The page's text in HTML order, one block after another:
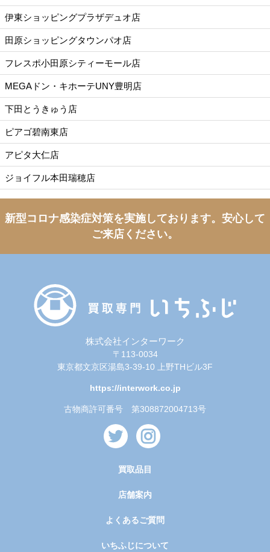
伊東ショッピングプラザデュオ店
田原ショッピングタウンパオ店
フレスポ小田原シティーモール店
MEGAドン・キホーテUNY豊明店
下田とうきゅう店
ピアゴ碧南東店
アピタ大仁店
ジョイフル本田瑞穂店
新型コロナ感染症対策を実施しております。 安心して
ご来店ください。
株式会社インターワーク
〒113-0034
東京都文京区湯島3-39-10 上野THビル3F
https://interwork.co.jp
古物商許可番号 第308872004713号
買取品目
店舗案内
よくあるご質問
いちふじについて